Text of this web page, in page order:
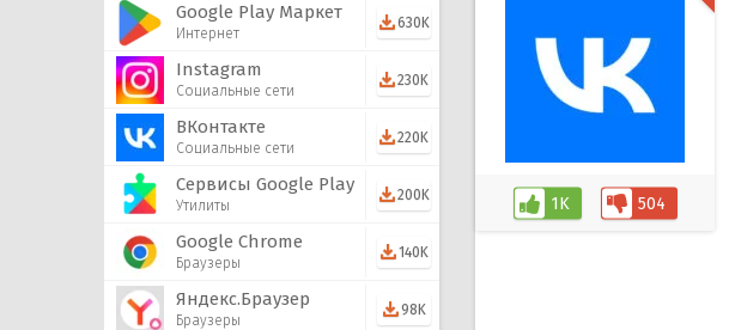
Google Play Маркет
Интернет
630K
Instagram
Социальные сети
230K
ВКонтакте
Социальные сети
220K
Сервисы Google Play
Утилиты
200K
Google Chrome
Браузеры
140K
Яндекс.Браузер
Браузеры
98K
1K 504